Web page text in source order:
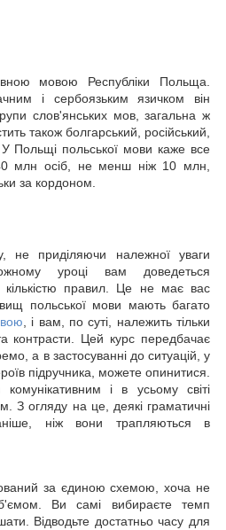
мовою Республіки Польща.
і сербоязьким язичком він
слов'янських мов, загальна ж
також болгарський, російський,
Польщі польської мови каже все
млн осіб, не менш ніж 10 млн,
за кордоном.
не приділяючи належної уваги
уроці вам доведеться
правил. Це не має вас
польської мови мають багато
, і вам, по суті, належить тільки
контрасти. Цей курс передбачає
а в застосуванні до ситуацій, у
підручника, можете опинитися.
комунікативним і в усьому світі
З огляду на це, деякі граматичні
ніж вони трапляються в
за єдиною схемою, хоча не
Ви самі вибираєте темп
Відводьте достатньо часу для